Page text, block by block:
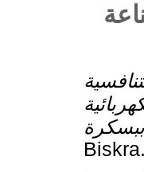
Biskra.